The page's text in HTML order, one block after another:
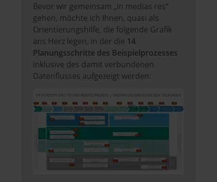
Bevor wir gemeinsam „in medias res“
gehen, möchte ich Ihnen, quasi als
Orientierungshilfe, die folgende Grafik
ans Herz legen, in der die 14
Planungsschritte des Beispielprozesses
inklusive des damit verbundenen
Datenflusses aufgezeigt werden: